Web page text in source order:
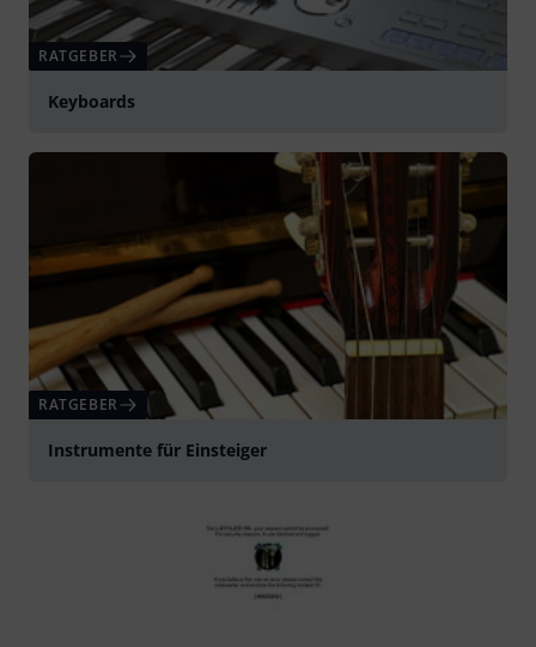
RATGEBER
Keyboards
RATGEBER
Instrumente für Einsteiger